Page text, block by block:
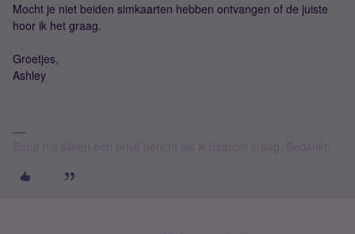
Mocht je niet beiden simkaarten hebben ontvangen of de juiste
hoor ik het graag.
Groetjes,
Ashley